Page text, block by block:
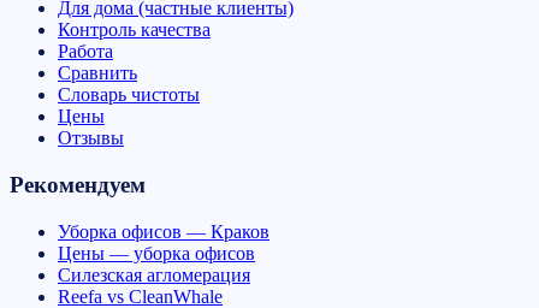
Для дома (частные клиенты)
Контроль качества
Работа
Сравнить
Словарь чистоты
Цены
Отзывы
Рекомендуем
Уборка офисов — Краков
Цены — уборка офисов
Силезская агломерация
Reefa vs CleanWhale